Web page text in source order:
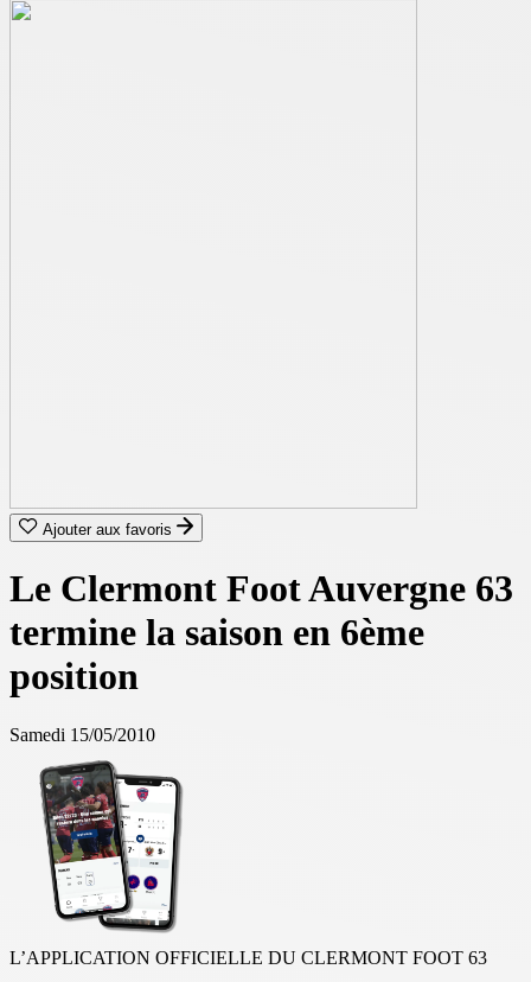
Ajouter aux favoris
Le Clermont Foot Auvergne 63
termine la saison en 6ème
position
Samedi 15/05/2010
L’APPLICATION OFFICIELLE DU CLERMONT FOOT 63